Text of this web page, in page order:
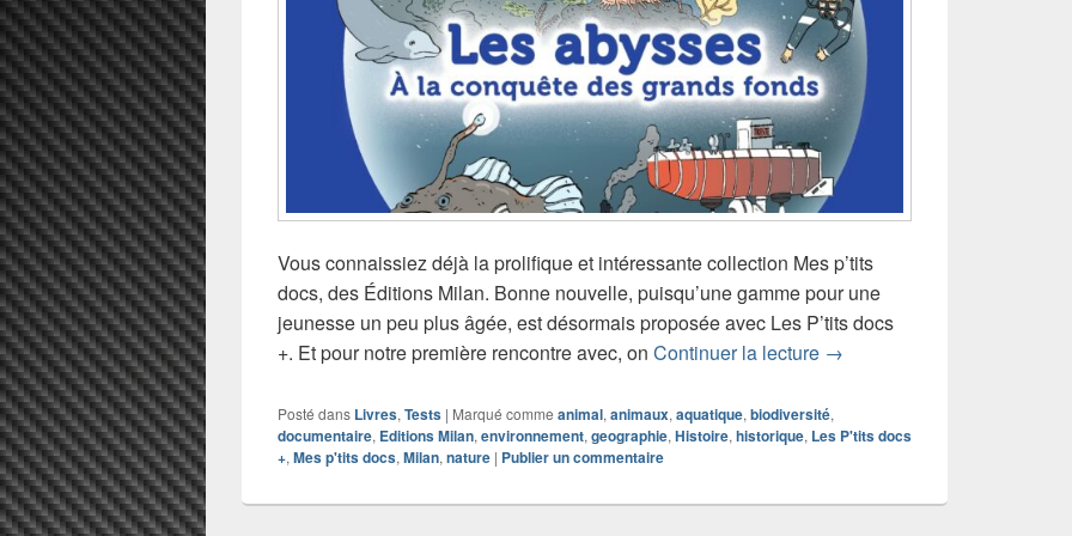
Vous connaissiez déjà la prolifique et intéressante collection Mes p’tits
docs, des Éditions Milan. Bonne nouvelle, puisqu’une gamme pour une
jeunesse un peu plus âgée, est désormais proposée avec Les P’tits docs
+. Et pour notre première rencontre avec, on Continuer la lecture Chronique livre
→
Posté dans Livres, Tests | Marqué comme animal, animaux, aquatique, biodiversité,
documentaire, Editions Milan, environnement, geographie, Histoire, historique, Les P'tits docs
+, Mes p'tits docs, Milan, nature | Publier un commentaire